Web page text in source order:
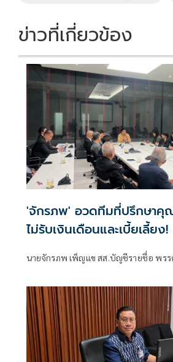
ข่าวที่เกี่ยวข้อง
'จักรภพ' อวดทีมที่ปรึกษาคุ
ไม่รับเงินเดือนและเบี้ยเลี้ยง!
นายจักรภพ เพ็ญแข สส.บัญชีรายชื่อ พรร